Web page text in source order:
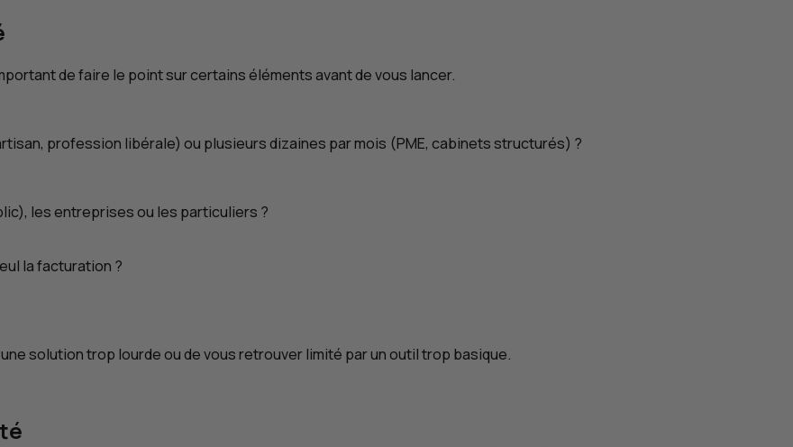
de faire le point sur certains éléments avant de vous lancer.
profession libérale) ou plusieurs dizaines par mois (PME, cabinets structurés) ?
les entreprises ou les particuliers ?
la facturation ?
solution trop lourde ou de vous retrouver limité par un outil trop basique.